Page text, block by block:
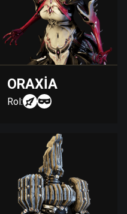
ORAXIA
Rol: